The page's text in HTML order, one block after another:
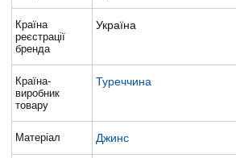
Країна
реєстрації
бренда
Україна
Країна-
виробник
товару
Туреччина
Матеріал Джинс